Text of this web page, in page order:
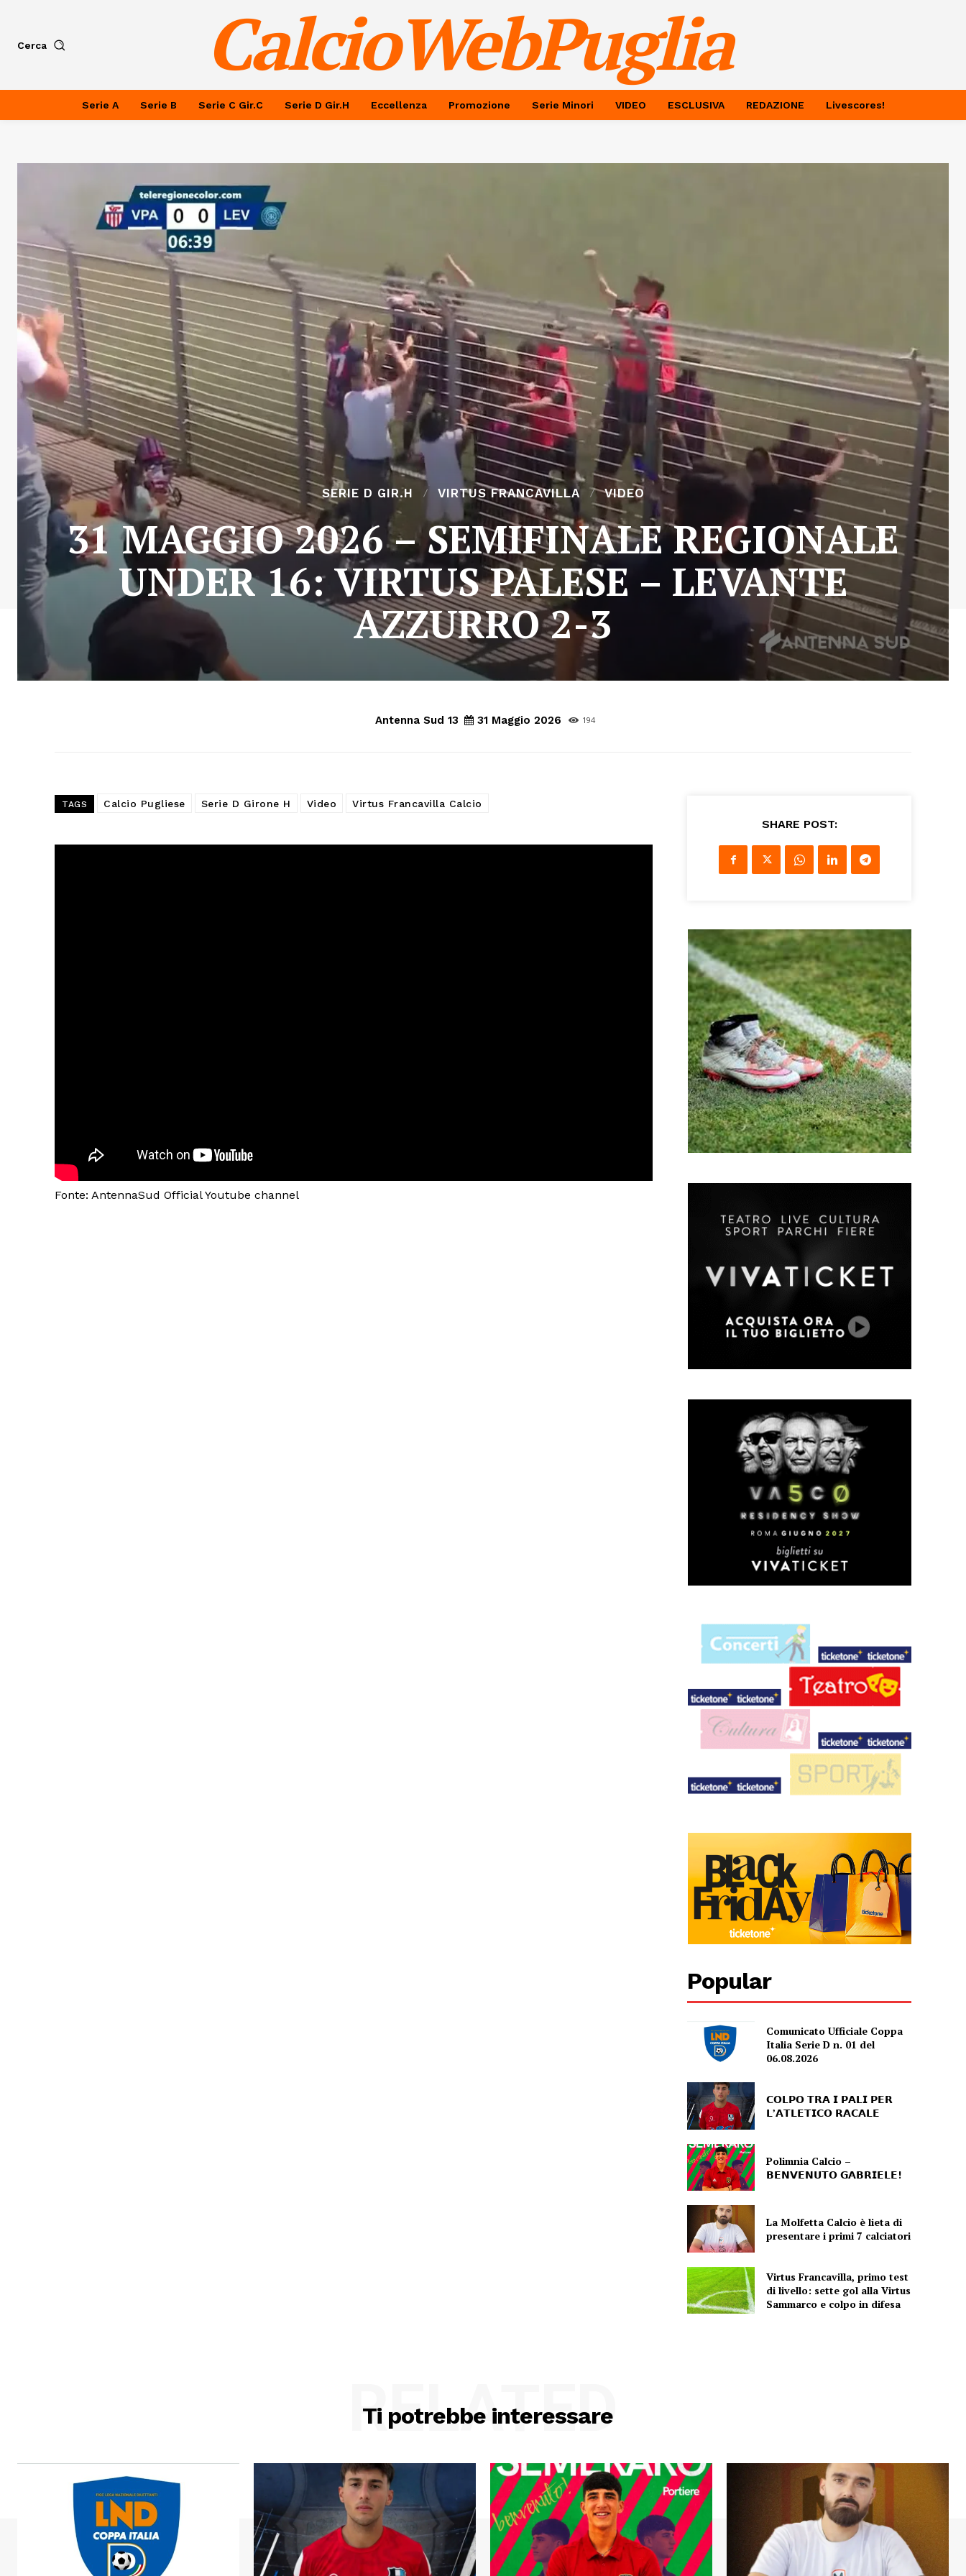
Cerca CalcioWebPuglia
Serie A Serie B Serie C Gir.C Serie D Gir.H Eccellenza Promozione Serie Minori VIDEO ESCLUSIVA REDAZIONE Livescores!
SERIE D GIR.H VIRTUS FRANCAVILLA VIDEO
31 MAGGIO 2026 – SEMIFINALE REGIONALE
UNDER 16: VIRTUS PALESE – LEVANTE
AZZURRO 2-3
Antenna Sud 13 31 Maggio 2026 194
TAGS Calcio Pugliese Serie D Girone H Video Virtus Francavilla Calcio
Fonte: AntennaSud Official Youtube channel
SHARE POST:
Popular
Comunicato Ufficiale Coppa
Italia Serie D n. 01 del
06.08.2026
𝗖𝗢𝗟𝗣𝗢 𝗧𝗥𝗔 𝗜 𝗣𝗔𝗟𝗜 𝗣𝗘𝗥
𝗟’𝗔𝗧𝗟𝗘𝗧𝗜𝗖𝗢 𝗥𝗔𝗖𝗔𝗟𝗘
Polimnia Calcio –
𝗕𝗘𝗡𝗩𝗘𝗡𝗨𝗧𝗢 𝗚𝗔𝗕𝗥𝗜𝗘𝗟𝗘!
La Molfetta Calcio è lieta di
presentare i primi 7 calciatori
Virtus Francavilla, primo test
di livello: sette gol alla Virtus
Sammarco e colpo in difesa
Ti potrebbe interessare
RELATED